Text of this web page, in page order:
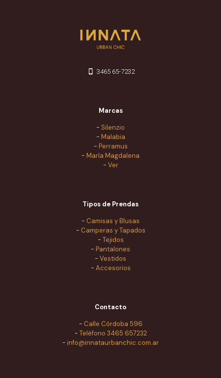
3465 65-7232
Marcas
- Silenzio
- Malabia
- Perramus
- María Magdalena
- Ver
Tipos de Prendas
- Camisas y Blusas
- Camperas y Tapados
- Tejidos
- Pantalones
- Vestidos
- Accesorios
Contacto
- Calle Córdoba 596
- Teléfono 3465 657232
- info@innataurbanchic.com.ar